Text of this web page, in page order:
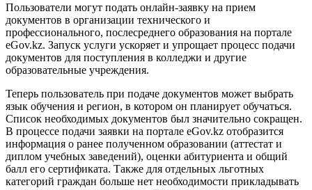
Пользователи могут подать онлайн-заявку на прием
документов в организации технического и
профессионального, послесреднего образования на портале
eGov.kz. Запуск услуги ускоряет и упрощает процесс подачи
документов для поступления в колледжи и другие
образовательные учреждения.
Теперь пользователь при подаче документов может выбрать
язык обучения и регион, в котором он планирует обучаться.
Список необходимых документов был значительно сокращен.
В процессе подачи заявки на портале eGov.kz отобразится
информация о ранее полученном образовании (аттестат и
диплом учебных заведений), оценки абитуриента и общий
балл его сертификата. Также для отдельных льготных
категорий граждан больше нет необходимости прикладывать